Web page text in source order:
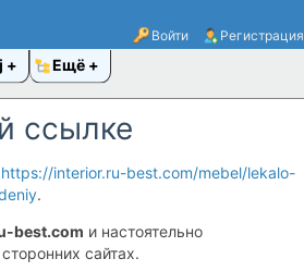
Войти Регистрация
Ещё
ссылке
https://interior.ru-best.com/mebel/lekalo-
.
best.com и настоятельно
сайтах.